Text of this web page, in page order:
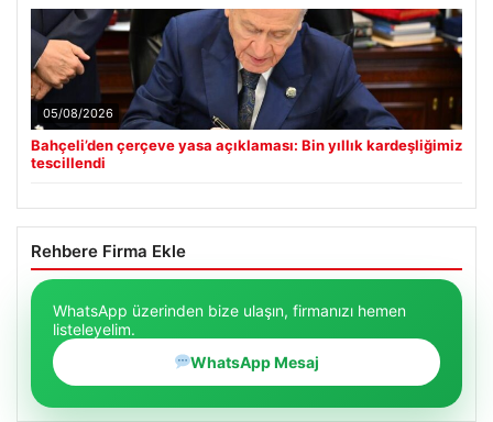
05/08/2026
Bahçeli’den çerçeve yasa açıklaması: Bin yıllık kardeşliğimiz
tescillendi
Rehbere Firma Ekle
WhatsApp üzerinden bize ulaşın, firmanızı hemen
listeleyelim.
WhatsApp Mesaj